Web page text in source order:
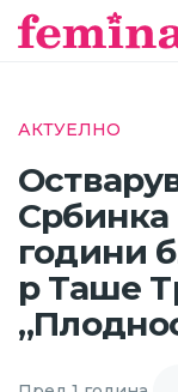
АКТУЕЛНО
Србинка
години
р Таше